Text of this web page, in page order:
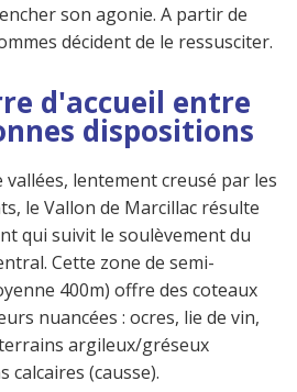
son agonie. A partir de
décident de le ressusciter.
d'accueil entre
dispositions
lentement creusé par les
le Vallon de Marcillac résulte
qui suivit le soulèvement du
Cette zone de semi-
400m) offre des coteaux
nuancées : ocres, lie de vin,
argileux/gréseux
(causse).